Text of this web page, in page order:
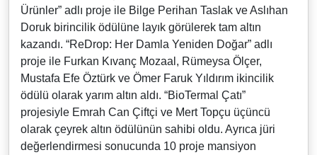
Ürünler” adlı proje ile Bilge Perihan Taslak ve Aslıhan
Doruk birincilik ödülüne layık görülerek tam altın
kazandı. “ReDrop: Her Damla Yeniden Doğar” adlı
proje ile Furkan Kıvanç Mozaal, Rümeysa Ölçer,
Mustafa Efe Öztürk ve Ömer Faruk Yıldırım ikincilik
ödülü olarak yarım altın aldı. “BioTermal Çatı”
projesiyle Emrah Can Çiftçi ve Mert Topçu üçüncü
olarak çeyrek altın ödülünün sahibi oldu. Ayrıca jüri
değerlendirmesi sonucunda 10 proje mansiyon